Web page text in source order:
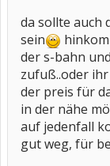
da sollte auch
sein
der s-bahn
zufuß..oder
der preis für
in der nähe
auf jedenfall
gut weg, für